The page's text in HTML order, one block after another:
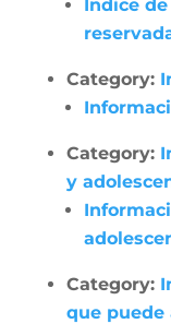
Índice
Category:
Category:
y
Category:
que puede